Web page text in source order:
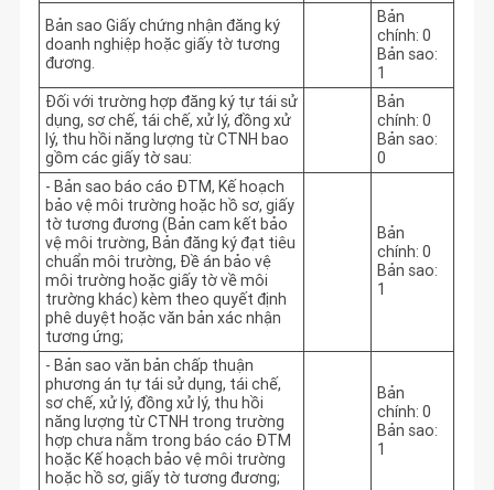
Bản sao Giấy chứng nhận đăng ký
doanh nghiệp hoặc giấy tờ tương
đương.
Bản
chính: 0
Bản sao:
1
Đối với trường hợp đăng ký tự tái sử
dụng, sơ chế, tái chế, xử lý, đồng xử
lý, thu hồi năng lượng từ CTNH bao
gồm các giấy tờ sau:
Bản
chính: 0
Bản sao:
0
- Bản sao báo cáo ĐTM, Kế hoạch
bảo vệ môi trường hoặc hồ sơ, giấy
tờ tương đương (Bản cam kết bảo
vệ môi trường, Bản đăng ký đạt tiêu
chuẩn môi trường, Đề án bảo vệ
môi trường hoặc giấy tờ về môi
trường khác) kèm theo quyết định
phê duyệt hoặc văn bản xác nhận
tương ứng;
Bản
chính: 0
Bản sao:
1
- Bản sao văn bản chấp thuận
phương án tự tái sử dụng, tái chế,
sơ chế, xử lý, đồng xử lý, thu hồi
năng lượng từ CTNH trong trường
hợp chưa nằm trong báo cáo ĐTM
hoặc Kế hoạch bảo vệ môi trường
hoặc hồ sơ, giấy tờ tương đương;
Bản
chính: 0
Bản sao:
1